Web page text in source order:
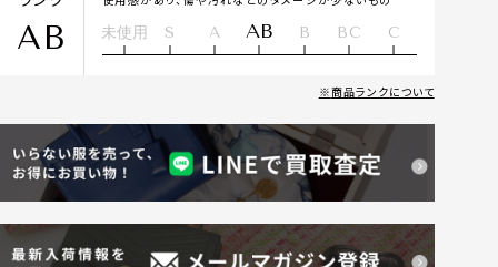
AB 未使用 S A AB B BC C
商品ランクについて